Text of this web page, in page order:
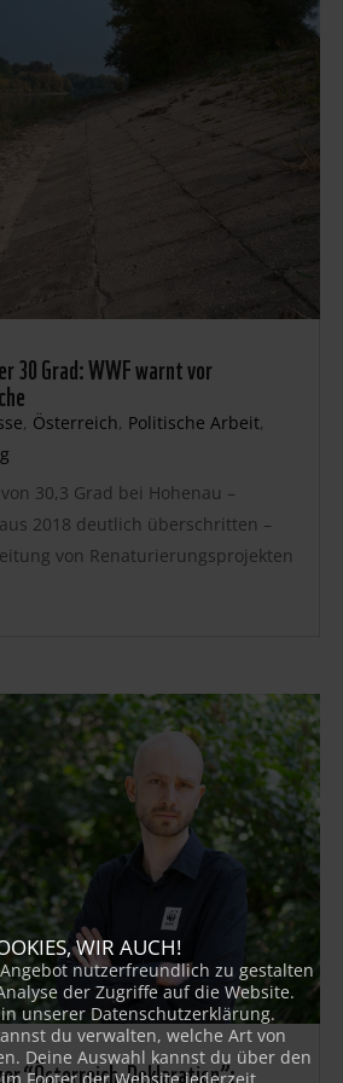
30 Grad: WWF warnt vor
, Österreich, Politische Arbeit,
30,3 Grad bei Hohenau –
2018 deutlich überschritten –
von Renaturierungsprojekten
“Österreich-Deklaration”:
WIR AUCH!
nutzerfreundlich zu gestalten
der Zugriffe auf die Website.
unserer Datenschutzerklärung.
du verwalten, welche Art von
Deine Auswahl kannst du über den